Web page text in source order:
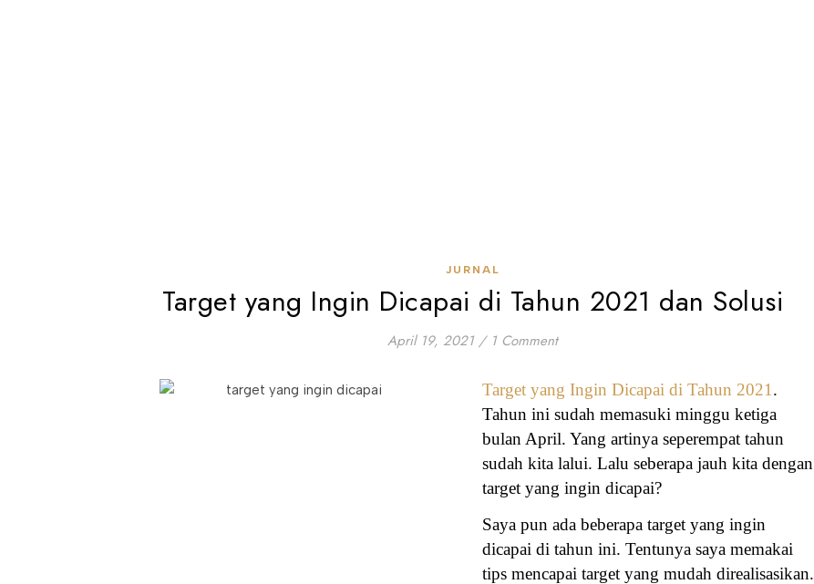
JURNAL
Target yang Ingin Dicapai di Tahun 2021 dan Solusi
April 19, 2021 / 1 Comment
Target yang Ingin Dicapai di Tahun 2021 .
Tahun ini sudah memasuki minggu ketiga
bulan April. Yang artinya seperempat tahun
sudah kita lalui. Lalu seberapa jauh kita dengan
target yang ingin dicapai?
Saya pun ada beberapa target yang ingin
dicapai di tahun ini. Tentunya saya memakai
tips mencapai target yang mudah direalisasikan.